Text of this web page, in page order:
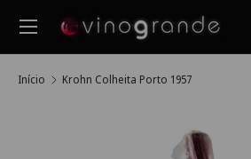
Ir para o conteúdo
Pesquisar
Menu
Início Krohn Colheita Porto 1957